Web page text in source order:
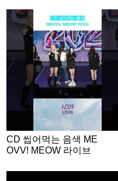
CD 씹어먹는 음색 ME
OVV! MEOW 라이브